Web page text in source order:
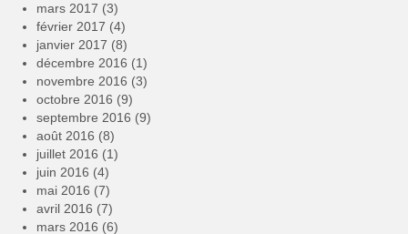
mars 2017 (3)
février 2017 (4)
janvier 2017 (8)
décembre 2016 (1)
novembre 2016 (3)
octobre 2016 (9)
septembre 2016 (9)
août 2016 (8)
juillet 2016 (1)
juin 2016 (4)
mai 2016 (7)
avril 2016 (7)
mars 2016 (6)